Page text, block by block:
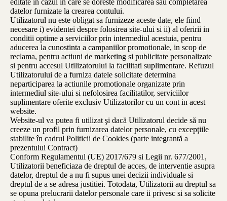
datelor furnizate la crearea contului.
Utilizatorul nu este obligat sa furnizeze aceste date, ele fiind
necesare i) evidentei despre folosirea site-ului si ii) al oferirii in
conditii optime a serviciilor prin intermediul acestuia, pentru
aducerea la cunostinta a campaniilor promotionale, in scop de
reclama, pentru actiuni de marketing si publicitate personalizate
si pentru accesul Utilizatorului la facilitati suplimentare. Refuzul
Utilizatorului de a furniza datele solicitate determina
neparticiparea la actiunile promotionale organizate prin
intermediul site-ului si nefolosirea facilitatilor, serviciilor
suplimentare oferite exclusiv Utilizatorilor cu un cont in acest
website.
Website-ul va putea fi utilizat şi dacă Utilizatorul decide să nu
creeze un profil prin furnizarea datelor personale, cu excepţiile
stabilite în cadrul Politicii de Cookies (parte integrantă a
prezentului Contract)
Conform Regulamentul (UE) 2017/679 si Legii nr. 677/2001,
Utilizatorii beneficiaza de dreptul de acces, de interventie asupra
datelor, dreptul de a nu fi supus unei decizii individuale si
dreptul de a se adresa justitiei. Totodata, Utilizatorii au dreptul sa
se opuna prelucrarii datelor personale care ii privesc si sa solicite